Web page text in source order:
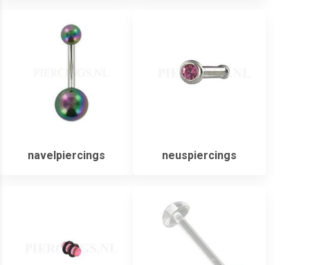
navelpiercings neuspiercings